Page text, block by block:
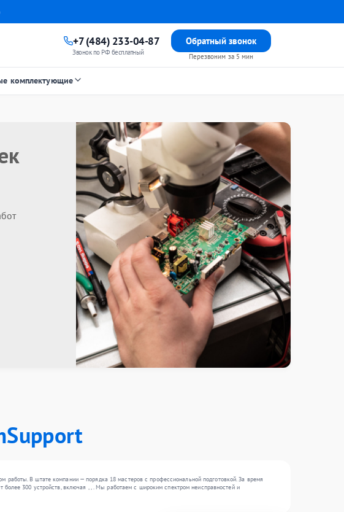
+7 (484) 233-04-87
Звонок по РФ бесплатный
Обратный звонок
Перезвоним за 5 мин
комплектующие
В штате компании — порядка 18 мастеров с профессиональной подготовкой. За время
300 устройств, включая , , . Мы работаем с широким спектром неисправностей и